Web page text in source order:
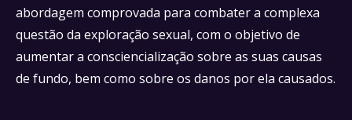
abordagem comprovada para combater a complexa
questão da exploração sexual, com o objetivo de
aumentar a consciencialização sobre as suas causas
de fundo, bem como sobre os danos por ela causados.